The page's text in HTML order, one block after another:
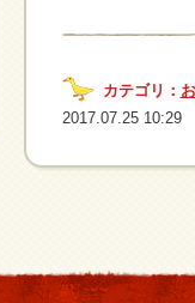
カテゴリ：
2017.07.25 10:29